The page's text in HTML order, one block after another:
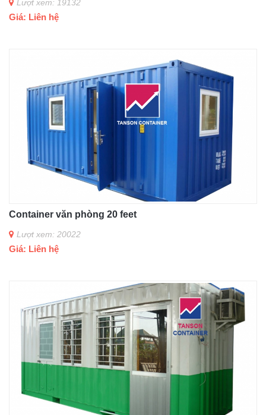
Lượt xem: 19132
Giá: Liên hệ
Container văn phòng 20 feet
Lượt xem: 20022
Giá: Liên hệ